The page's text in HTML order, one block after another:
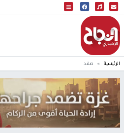
البث المباشر
إذاعة النجاح
الرئيسية صفد